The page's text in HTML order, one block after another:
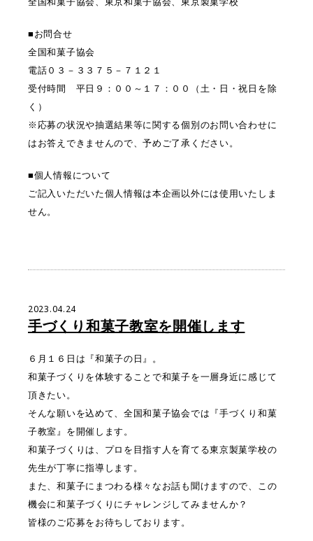
■お問合せ
全国和菓子協会
電話０３－３３７５－７１２１
受付時間 平日９：００～１７：００（土・日・祝日を除
く）
※応募の状況や抽選結果等に関する個別のお問い合わせに
はお答えできませんので、予めご了承ください。
■個人情報について
ご記入いただいた個人情報は本企画以外には使用いたしま
せん。
2023.04.24
手づくり和菓子教室を開催します
６月１６日は『和菓子の日』。
和菓子づくりを体験することで和菓子を一層身近に感じて
頂きたい。
そんな願いを込めて、全国和菓子協会では『手づくり和菓
子教室』を開催します。
和菓子づくりは、プロを目指す人を育てる東京製菓学校の
先生が丁寧に指導します。
また、和菓子にまつわる様々なお話も聞けますので、この
機会に和菓子づくりにチャレンジしてみませんか？
皆様のご応募をお待ちしております。